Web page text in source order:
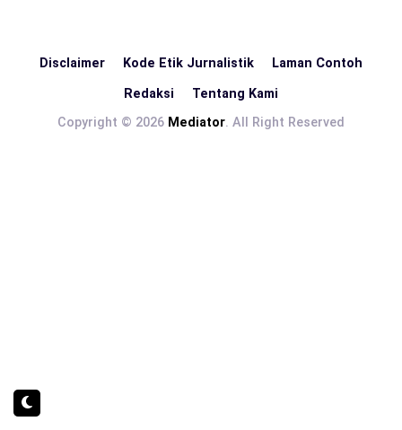
Disclaimer Kode Etik Jurnalistik Laman Contoh
Redaksi
Tentang Kami
Copyright © 2026 Mediator. All Right Reserved